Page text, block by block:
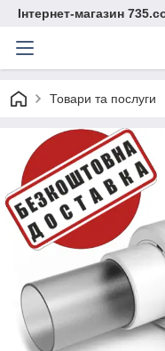
Інтернет-магазин
Товари та послуги